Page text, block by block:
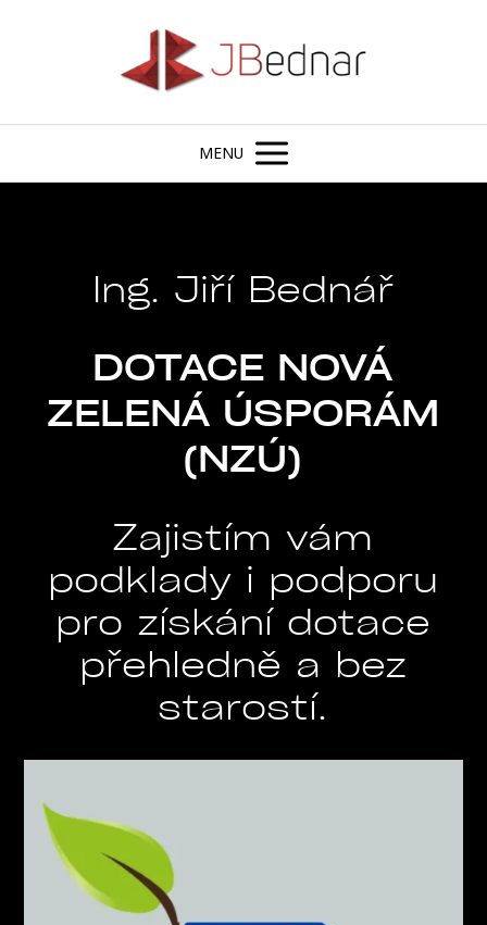
MENU
Ing. Jiří Bednář
DOTACE NOVÁ
ZELENÁ ÚSPORÁM
(NZÚ)
Zajistím vám
podklady i podporu
pro získání dotace
přehledně a bez
starostí.